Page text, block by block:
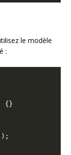
le modèle
: